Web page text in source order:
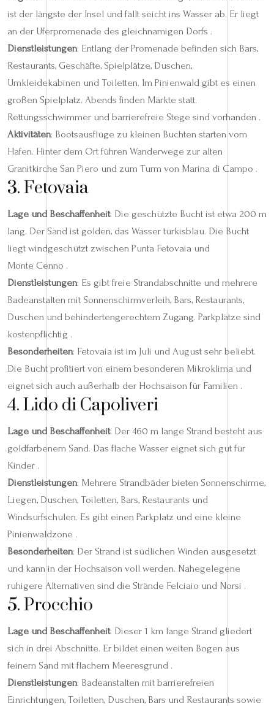
ist der längste der Insel und fällt seicht ins Wasser ab. Er liegt
an der Uferpromenade des gleichnamigen Dorfs .
Dienstleistungen: Entlang der Promenade befinden sich Bars,
Restaurants, Geschäfte, Spielplätze, Duschen,
Umkleidekabinen und Toiletten. Im Pinienwald gibt es einen
großen Spielplatz. Abends finden Märkte statt.
Rettungsschwimmer und barrierefreie Stege sind vorhanden .
Aktivitäten: Bootsausflüge zu kleinen Buchten starten vom
Hafen. Hinter dem Ort führen Wanderwege zur alten
Granitkirche San Piero und zum Turm von Marina di Campo .
3. Fetovaia
Lage und Beschaffenheit: Die geschützte Bucht ist etwa 200 m
lang. Der Sand ist golden, das Wasser türkisblau. Die Bucht
liegt windgeschützt zwischen Punta Fetovaia und
Monte Cenno .
Dienstleistungen: Es gibt freie Strandabschnitte und mehrere
Badeanstalten mit Sonnenschirmverleih, Bars, Restaurants,
Duschen und behindertengerechtem Zugang. Parkplätze sind
kostenpflichtig .
Besonderheiten: Fetovaia ist im Juli und August sehr beliebt.
Die Bucht profitiert von einem besonderen Mikroklima und
eignet sich auch außerhalb der Hochsaison für Familien .
4. Lido di Capoliveri
Lage und Beschaffenheit: Der 460 m lange Strand besteht aus
goldfarbenem Sand. Das flache Wasser eignet sich gut für
Kinder .
Dienstleistungen: Mehrere Strandbäder bieten Sonnenschirme,
Liegen, Duschen, Toiletten, Bars, Restaurants und
Windsurfschulen. Es gibt einen Parkplatz und eine kleine
Pinienwaldzone .
Besonderheiten: Der Strand ist südlichen Winden ausgesetzt
und kann in der Hochsaison voll werden. Nahegelegene
ruhigere Alternativen sind die Strände Felciaio und Norsi .
5. Procchio
Lage und Beschaffenheit: Dieser 1 km lange Strand gliedert
sich in drei Abschnitte. Er bildet einen weiten Bogen aus
feinem Sand mit flachem Meeresgrund .
Dienstleistungen: Badeanstalten mit barrierefreien
Einrichtungen, Toiletten, Duschen, Bars und Restaurants sowie